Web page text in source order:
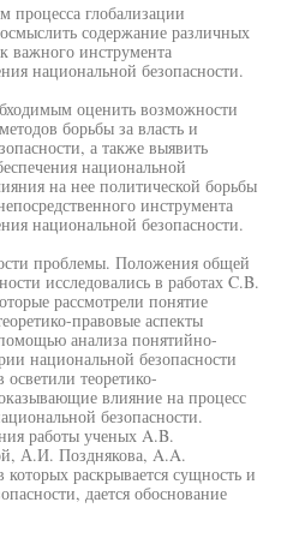
процесса глобализации
содержание различных
важного инструмента
национальной безопасности.
оценить возможности
борьбы за власть и
а также выявить
национальной
на нее политической борьбы
инструмента
национальной безопасности.
проблемы. Положения общей
исследовались в работах C.B.
рассмотрели понятие
правовые аспекты
анализа понятийно-
национальной безопасности
теоретико-
влияние на процесс
безопасности.
работы ученых A.B.
А.И. Позднякова, A.A.
раскрывается сущность и
дается обоснование